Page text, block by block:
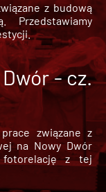
z budową
Przedstawiamy
- cz.
związane z
na Nowy Dwór
fotorelację z tej